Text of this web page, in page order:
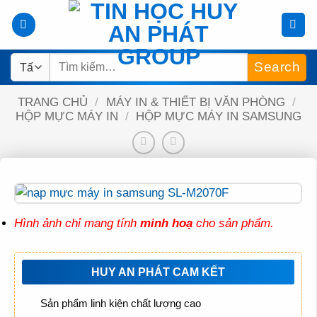
qua
dung
Tìm
TRANG CHỦ / MÁY IN & THIẾT BỊ VĂN PHÒNG /
HỘP MỰC MÁY IN / HỘP MỰC MÁY IN SAMSUNG
Hình ảnh chỉ mang tính minh hoạ cho sản phẩm.
HUY AN PHÁT CAM KẾT
Sản phẩm linh kiện chất lượng cao